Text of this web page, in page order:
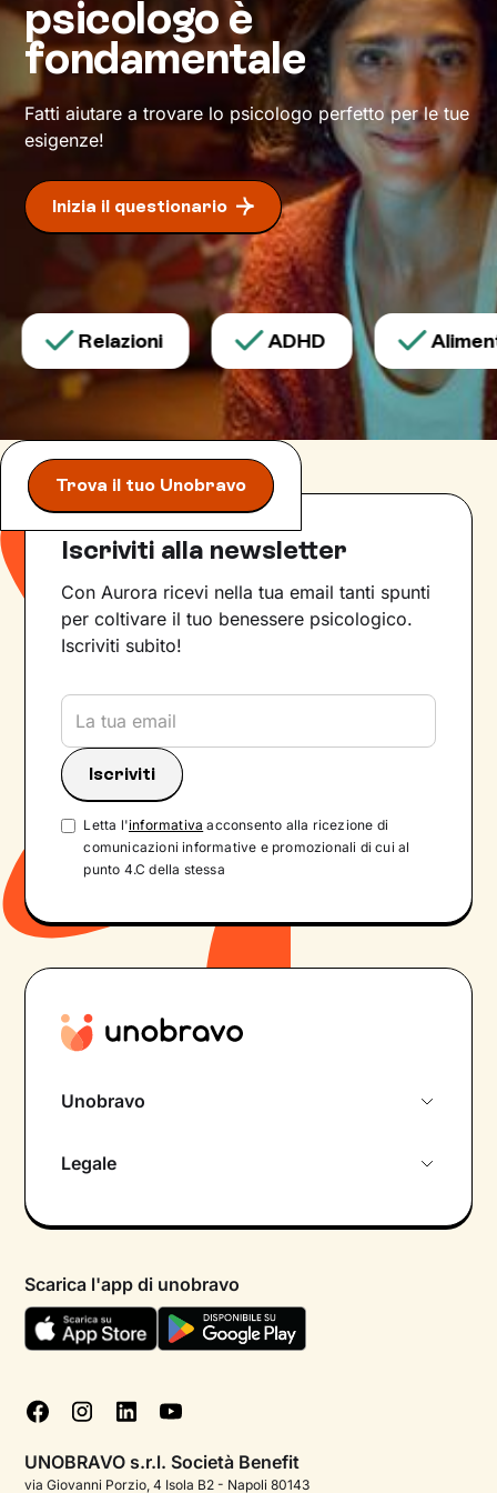
inediti che ti permetteranno di affrontare la vita
conattitudine ed energia rinnovate .
psicologo è
fondamentale
Fatti aiutare a trovare lo psicologo perfetto per le tue
esigenze!
Inizia il questionario
Relazioni ADHD
Trova il tuo Unobravo
Iscriviti alla newsletter
Con Aurora ricevi nella tua email tanti spunti
per coltivare il tuo benessere psicologico.
Iscriviti subito!
Letta l'informativa acconsento alla ricezione di
comunicazioni informative e promozionali di cui al
punto 4.C della stessa
Unobravo
Psicologo in chat
Aiuto urgente
FAQ
Podcast di psicologia
Legale
Termini e condizioni
Informativa Privacy
Cookie policy
Gestisci cookie
Scarica l'app di unobravo
UNOBRAVO s.r.l. Società Benefit
via Giovanni Porzio, 4 Isola B2 - Napoli 80143